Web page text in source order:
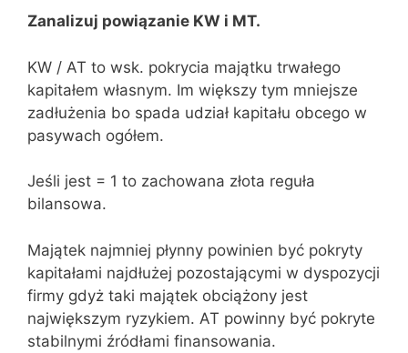
Zanalizuj powiązanie KW i MT.
KW / AT to wsk. pokrycia majątku trwałego
kapitałem własnym. Im większy tym mniejsze
zadłużenia bo spada udział kapitału obcego w
pasywach ogółem.
Jeśli jest = 1 to zachowana złota reguła
bilansowa.
Majątek najmniej płynny powinien być pokryty
kapitałami najdłużej pozostającymi w dyspozycji
firmy gdyż taki majątek obciążony jest
największym ryzykiem. AT powinny być pokryte
stabilnymi źródłami finansowania.